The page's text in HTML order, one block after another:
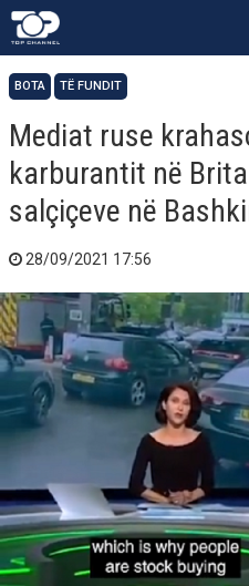
BOTA TË FUNDIT
Mediat ruse
karburantit në
salçiçeve në
28/09/2021 17:56